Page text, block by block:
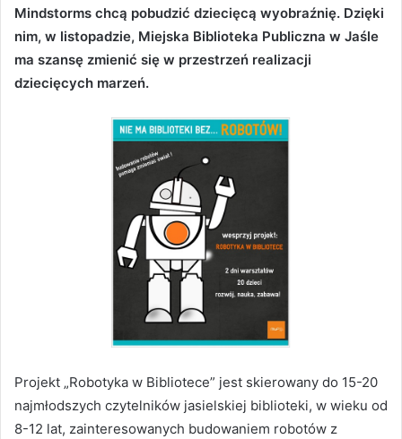
Mindstorms chcą pobudzić dziecięcą wyobraźnię. Dzięki
nim, w listopadzie, Miejska Biblioteka Publiczna w Jaśle
ma szansę zmienić się w przestrzeń realizacji
dziecięcych marzeń.
Projekt „Robotyka w Bibliotece” jest skierowany do 15-20
najmłodszych czytelników jasielskiej biblioteki, w wieku od
8-12 lat, zainteresowanych budowaniem robotów z